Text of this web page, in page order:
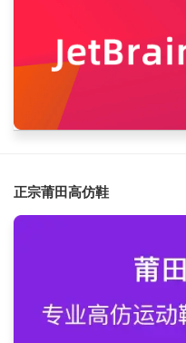
正宗莆田高仿鞋